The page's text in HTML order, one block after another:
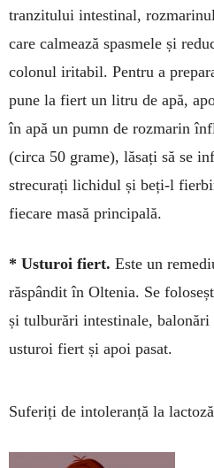
tranzitului in­tes­tinal,
care calmează spasmele și
colonul iritabil. Pen­tru a
pune la fiert un litru de apă,
în apă un pumn de roz­marin
(cir­ca 50 grame), lăsați să se
strecurați lichidul și beți-l
fiecare masă principală.
* Usturoi fiert. Este un
răspândit în Olte­nia. Se
și tulburări intestinale,
usturoi fiert și apoi pa­sat.
Suferiți de intoleranță la